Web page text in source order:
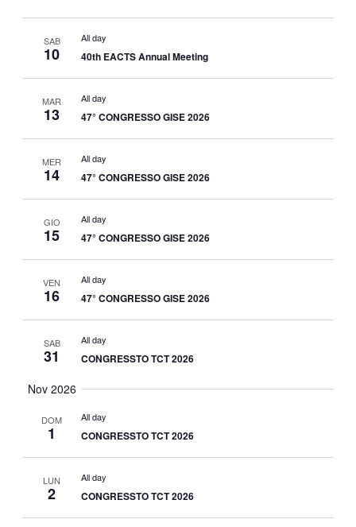
N
SAB
10
All day
40th EACTS Annual Meeting
MAR
13
All day
47° CONGRESSO GISE 2026
MER
14
All day
47° CONGRESSO GISE 2026
GIO
15
All day
47° CONGRESSO GISE 2026
VEN
16
All day
47° CONGRESSO GISE 2026
SAB
31
All day
CONGRESSTO TCT 2026
Nov 2026
DOM
1
All day
CONGRESSTO TCT 2026
LUN
2
All day
CONGRESSTO TCT 2026